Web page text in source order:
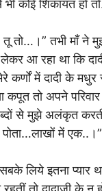
कोई शिकायत हो
तो…।” तभी माँ ने
लेकर आ रहा था कि
में दादी के मधुर
तो अपने
से मुझे अलंकृत करती
में
लिये इतना